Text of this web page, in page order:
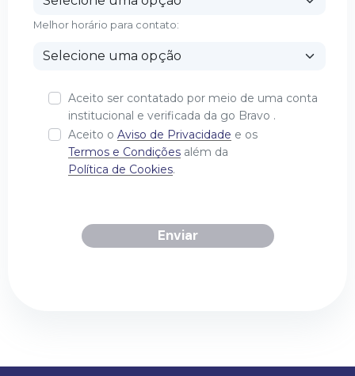
Melhor horário para contato:
Aceito ser contatado por meio de uma conta
institucional e verificada da go Bravo .
Aceito oAviso de Privacidade e os
Termos e Condições além da
Política de Cookies.
Enviar